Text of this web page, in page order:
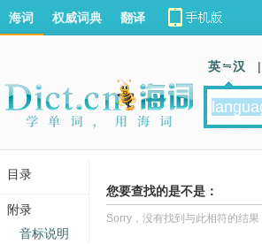
您要查找的是不是：
Sorry，没有找到与此相符的结
海词 权威词典 翻译
英 汉 |
目录
附录
音标说明